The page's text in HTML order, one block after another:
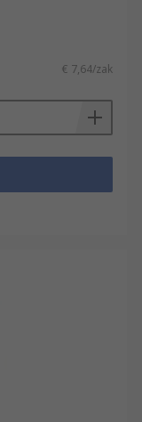
€ 7,64/zak